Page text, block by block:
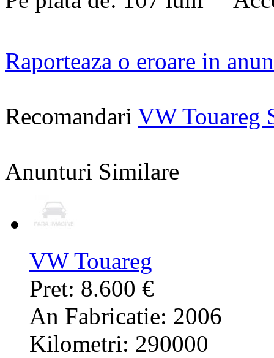
Raporteaza o eroare in
Recomandari VW Touareg
Anunturi Similare
VW Touareg
Pret: 8.600 €
An Fabricatie: 2006
Kilometri: 290000